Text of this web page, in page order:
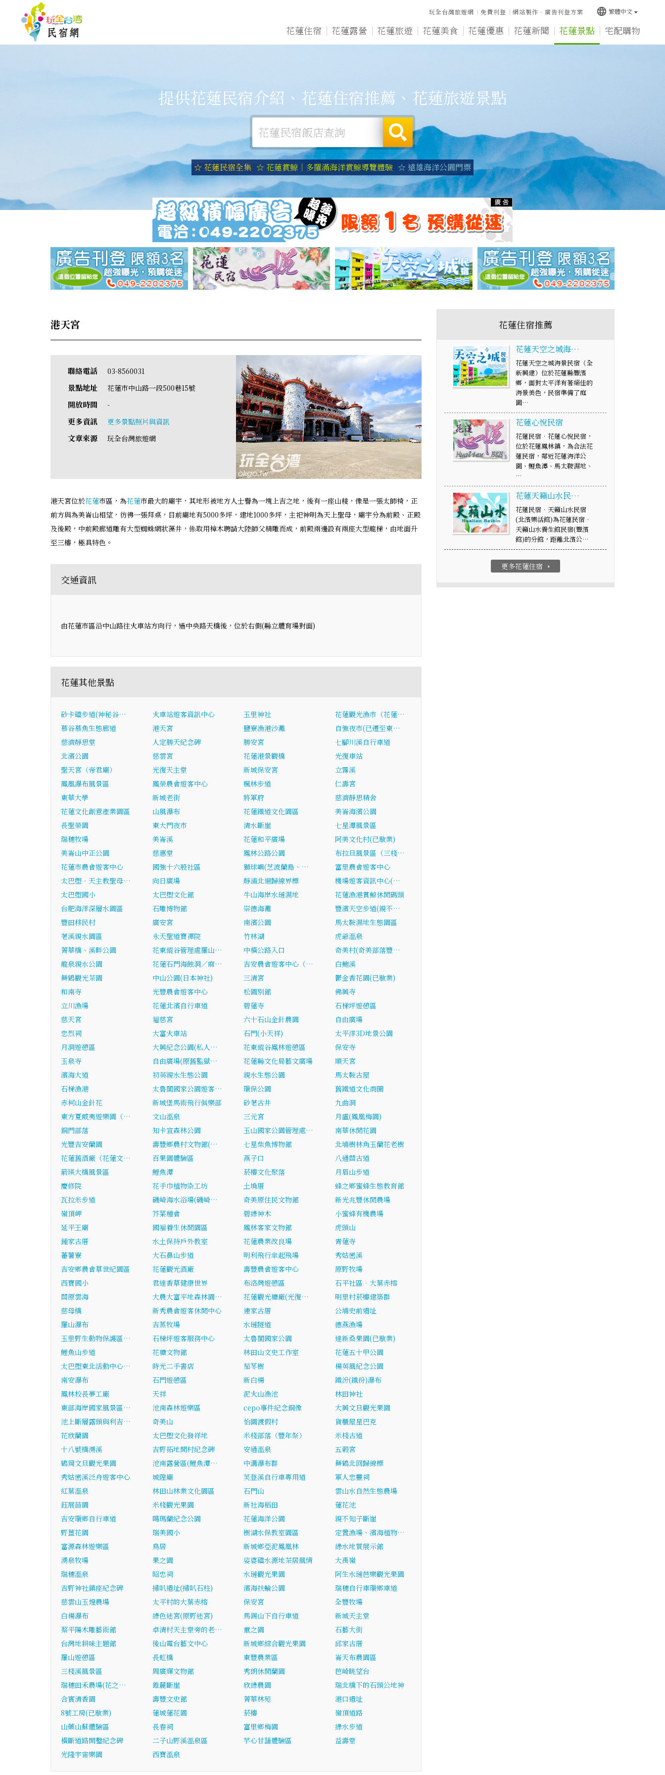
花蓮住宿 花蓮露營 花蓮旅遊 花蓮美食 花蓮優惠 花蓮新聞 花蓮景點 宅配購物
玩全台灣旅遊網 免費刊登 網站製作‧廣告刊登方案 language 繁體中文
提供花蓮民宿介紹、花蓮住宿推薦、花蓮旅遊景點
☆ 花蓮民宿全集 ☆ 花蓮賞鯨｜多羅滿海洋賞鯨導覽體驗 ☆ 遠雄海洋公園門票
港天宮
聯絡電話 03-8560031
景點地址 花蓮市中山路一段500巷15號
開放時間 -
更多資訊 更多景點照片與資訊
文章來源 玩全台灣旅遊網
港天宮位於花蓮市區，為花蓮市最大的廟宇，其地形被地方人士譽為一塊上吉之地，後有一座山稜，像是一張太師椅，正
前方與為美崙山相望，彷彿一張拜桌，目前廟地有5000多坪，建地1000多坪，主祀神明為天上聖母，廟宇分為前殿、正殿
及後殿，中前殿廊道雕有大型蜘蛛網狀藻井，係取用樟木聘請大陸師父精雕而成，前殿兩邊設有兩座大型龍梯，由地面升
至三樓，極具特色。
交通資訊
由花蓮市區沿中山路往火車站方向行，過中央路天橋後，位於右側(縣立體育場對面)
花蓮其他景點
砂卡礑步道(神秘谷… 火車站遊客資訊中心 玉里神社
花蓮觀光漁市（花蓮…
慕谷慕魚生態廊道
港天宮 鹽寮漁港沙灘
自強夜市(已遷至東…
慈濟靜思堂
人定勝天紀念碑 勝安宮
七腳川溪自行車道
北濱公園
慈雲宮 花蓮港景觀橋
光復車站
聖天宮（帝君廟）
光復天主堂 新城保安宮
立霧溪
鳳凰瀑布風景區
鳳榮農會遊客中心 楓林步道
仁壽宮
東華大學
新城老街 將軍府
慈濟靜思精舍
花蓮文化創意產業園區
山風瀑布 花蓮鐵道文化園區
美崙海濱公園
長聖榮園
東大門夜市 清水斷崖
七星潭風景區
瑞穗牧場
美崙溪 花蓮和平廣場
阿美文化村(已歇業)
美崙山中正公園
慈惠堂 鳳林公路公園
布拉旦風景區（三棧…
花蓮市農會遊客中心
國強十六股社區 獅球嶼(芝波蘭島、…
富里農會遊客中心
太巴塱‧天主教聖母…
向日廣場 靜浦北迴歸線界標
機場遊客資訊中心(…
太巴塱國小
太巴塱文化館 牛山海岸水璉濕地
花蓮漁港賞鯨休閒碼頭
台肥海洋深層水園區
石雕博物館 崇德海灘
豐濱天空步道(親不…
豐田移民村
廣安宮 南濱公園
馬太鞍濕地生態園區
荖溪親水園區
永天聖道寶禪院 竹林湖
虎爺溫泉
菁華橋、溪畔公園
花東縱谷管理處羅山… 中橫公路入口
奇美村(奇美部落豐…
龍泉親水公園
花蓮石門海蝕洞／麻… 吉安農會遊客中心（…
白鮑溪
舞鶴觀光茶園
中山公園(日本神社) 三清宮
鬱金香花園(已歇業)
和南寺
光豐農會遊客中心 松園別館
佛興寺
立川漁場
花蓮北濱自行車道 碧蓮寺
石梯坪遊憩區
慈天宮
福慈宮 六十石山金針農園
自由廣場
忠烈祠
大富火車站 石門(小天祥)
太平洋3D地景公園
月洞遊憩區
大興紀念公園(私人… 花東縱谷鳳林遊憩區
保安寺
玉泉寺
自由廣場(原舊監獄… 花蓮縣文化局藝文廣場
順天宮
濱海大道
初英親水生態公園 親水生態公園
馬太鞍古屋
石梯漁港
太魯閣國家公園遊客… 環保公園
舊鐵道文化商圈
赤柯山金針花
新城堡馬術飛行俱樂部 砂荖古井
九曲洞
東方夏威夷遊樂園（…
文山溫泉 三元宮
月盧(鳳凰梅園)
銅門部落
知卡宣森林公園 玉山國家公園管理處…
南華休閒花園
光豐吉安蘭園
壽豐鄉農村文物館(… 七星柴魚博物館
北埔樹林角玉蘭花老樹
花蓮舊酒廠（花蓮文…
百果園體驗區 燕子口
八通關古道
箭瑛大橋風景區
鯉魚潭 菸樓文化聚落
月眉山步道
慶修院
花手巾植物染工坊 土埆厝
蜂之鄉蜜蜂生態教育館
瓦拉米步道
磯崎海水浴場(磯崎… 奇美原住民文物館
新光兆豐休閒農場
嶺頂岬
芥菜種會 碧綠神木
小蜜蜂有機農場
延平王廟
國褔養生休閒園區 鳳林客家文物館
虎頭山
鍾家古厝
水土保持戶外教室 花蓮農業改良場
青蓮寺
蕃薯寮
大石鼻山步道 明利飛行傘起飛場
秀姑巒溪
吉安鄉農會草世紀園區
花蓮觀光酒廠 壽豐農會遊客中心
原野牧場
西寶國小
君達香草健康世界 布洛灣遊憩區
石平社區．大葉赤榕
關原雲海
大農大富平地森林園… 花蓮觀光糖廠(光復…
明里村菸樓建築群
慈母橋
新秀農會遊客休閒中心 連家古厝
公埔史前遺址
羅山瀑布
吉蒸牧場 水璉隧道
德燕漁場
玉里野生動物保護區…
石梯坪遊客服務中心 太魯閣國家公園
達新桑果園(已歇業)
鯉魚山步道
花糖文物館 林田山文史工作室
花蓮五十甲公園
太巴塱東北活動中心…
時光二手書店 茄苳樹
楊英風紀念公園
南安瀑布
石門遊憩區 新白楊
鐵汾(鐵份)瀑布
鳳林校長夢工廠
天祥 泥火山漁池
林田神社
東部海岸國家風景區…
池南森林遊樂區 cepo事件紀念銅像
大興文旦觀光果園
池上斷層露頭與利吉…
奇美山 怡園渡假村
貨櫃屋星巴克
花欣蘭園
太巴塱文化發祥地 米棧部落（豐年祭）
米棧古道
十八號橋溯溪
吉野拓地開村紀念碑 安通溫泉
五榖宮
鶴岡文旦觀光果園
池南露營區(鯉魚潭… 中溝瀑布群
舞鶴北回歸線標
秀姑巒溪泛舟遊客中心
城隍廟 芙登溪自行車專用道
軍人忠靈祠
紅葉溫泉
林田山林業文化園區 石門山
雲山水自然生態農場
鈺展苗園
米棧觀光果園 新社海稻田
蓮花池
吉安環鄉自行車道
噶瑪蘭紀念公園 花蓮海洋公園
親不知子斷崖
野薑花園
瑞美國小 樹湖水保教室園區
定置漁場、濱海植物…
富源森林遊樂區
鳥居 新城鄉亞泥鳳凰林
綠水地質展示館
湧泉牧場
果之園 娑婆礑水源地茶居風情
大禹嶺
瑞穗溫泉
昭忠祠 水璉觀光果園
阿生水璉芭樂觀光果園
吉野神社鎮座紀念碑
掃叭遺址(掃叭石柱) 濱海扶輪公園
瑞穗自行車環鄉車道
慈雲山玉煌農場
太平村的大葉赤榕 保安宮
全豐牧場
白楊瀑布
綠色迷宮(原野迷宮) 馬錫山下自行車道
新城天主堂
蔡平陽木雕藝術館
卓清村天主堂旁的老… 童之園
石藝大街
台灣地耕味主題館
後山電台藝文中心 新城鄉綜合觀光果園
邱家古厝
羅山遊憩區
長虹橋 東豐農業區
崙天布農園區
三棧溪風景區
周廣輝文物館 秀朗休閒蘭園
芭崎眺望台
瑞穗田禾農場(花之…
錐麓斷崖 欣綠農園
瑞北橋下的石頭公地神
合賓清香園
壽豐文史館 菁華林苑
港口遺址
8號工房(已歇業)
蓮城蓮花園 菸樓
嶺頂道路
山藥山蘇體驗區
長春祠 富里鄉梅園
綠水步道
橫斷道路開鑿紀念碑
二子山野溪溫泉區 芋心甘藷體驗區
益壽堂
光隆宇宙樂園
西寶溫泉
花蓮住宿推薦
花蓮天空之城海…
花蓮天空之城海景民宿（全
新興建）位於花蓮縣豐濱
鄉，面對太平洋有著絕佳的
海景美色，民宿準備了庭
園…
花蓮心悅民宿
花蓮民宿‧花蓮心悅民宿，
位於花蓮鳳林鎮，為合法花
蓮民宿，鄰近花蓮海洋公
園、鯉魚潭、馬太鞍濕地、
…
花蓮天籟山水民…
花蓮民宿‧天籟山水民宿
(北濱樂活館)為花蓮民宿‧
天籟山水養生館民宿(豐濱
館)的分館，距離北濱公…
更多花蓮住宿 arrow_right